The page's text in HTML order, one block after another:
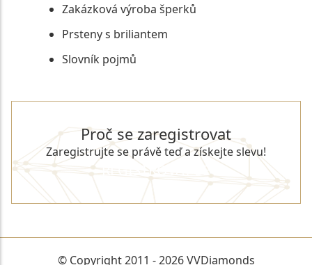
Zakázková výroba šperků
Prsteny s briliantem
Slovník pojmů
Proč se zaregistrovat
Zaregistrujte se právě teď a získejte slevu!
REGISTROVAT SE
© Copyright 2011 - 2026 VVDiamonds